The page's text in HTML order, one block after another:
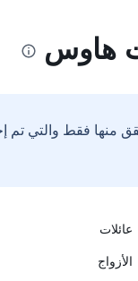
هاوس
منها فقط والتي
عائلات
الأزواج